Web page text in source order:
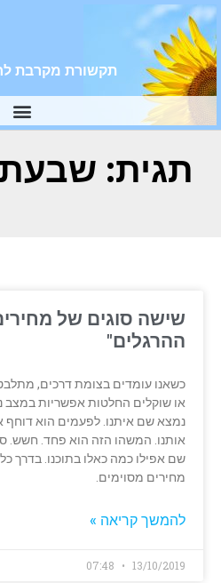
תקשורת מקרבת
תגית:
ההרגלים"
כשאנו עומדים בצומת דרכים,
או שוקלים החלטות אפשריות במצב
נמצא שם איתנו. לפעמים הוא דוחף
אותנו. המשהו הזה הוא פחד. חשש.
שם אפילו כמה כאלו בתוכנו. בדרך
מחירים מסוימים.
להמשך קריאה »
13/10/2019